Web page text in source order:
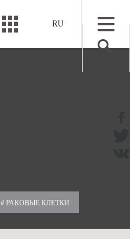
RU
# РАКОВЫЕ КЛЕТКИ